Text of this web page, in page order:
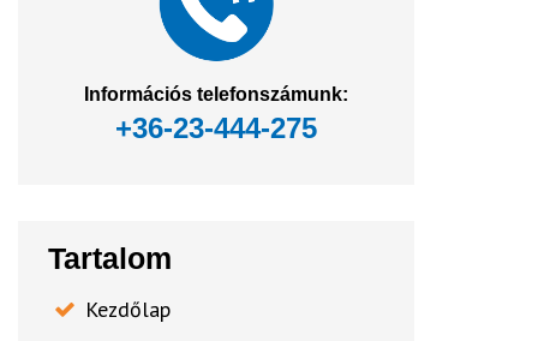
Információs telefonszámunk:
+36-23-444-275
Tartalom
Kezdőlap